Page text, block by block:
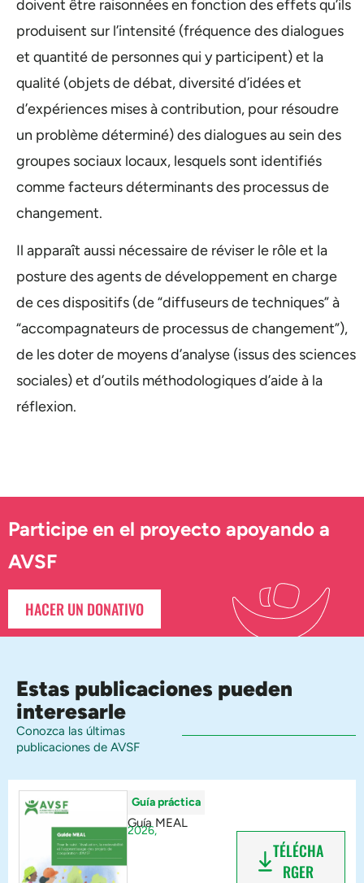
doivent être raisonnées en fonction des effets qu’ils
produisent sur l’intensité (fréquence des dialogues
et quantité de personnes qui y participent) et la
qualité (objets de débat, diversité d’idées et
d’expériences mises à contribution, pour résoudre
un problème déterminé) des dialogues au sein des
groupes sociaux locaux, lesquels sont identifiés
comme facteurs déterminants des processus de
changement.
Il apparaît aussi nécessaire de réviser le rôle et la
posture des agents de développement en charge
de ces dispositifs (de “diffuseurs de techniques” à
“accompagnateurs de processus de changement”),
de les doter de moyens d’analyse (issus des sciences
sociales) et d’outils méthodologiques d’aide à la
réflexion.
Participe en el proyecto apoyando a
AVSF
HACER UN DONATIVO
Estas publicaciones pueden
interesarle
Conozca las últimas
publicaciones de AVSF
Guía práctica
Guía MEAL
2026,
TÉLÉCHA
RGER